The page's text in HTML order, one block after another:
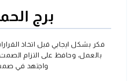
برج
فكر بشكل ايجابي قبل اتخاذ
بالعمل، وحافظ على التزام
واجتهد في